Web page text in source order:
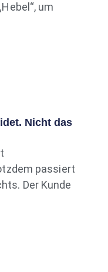
um
Nicht das
passiert
Der Kunde